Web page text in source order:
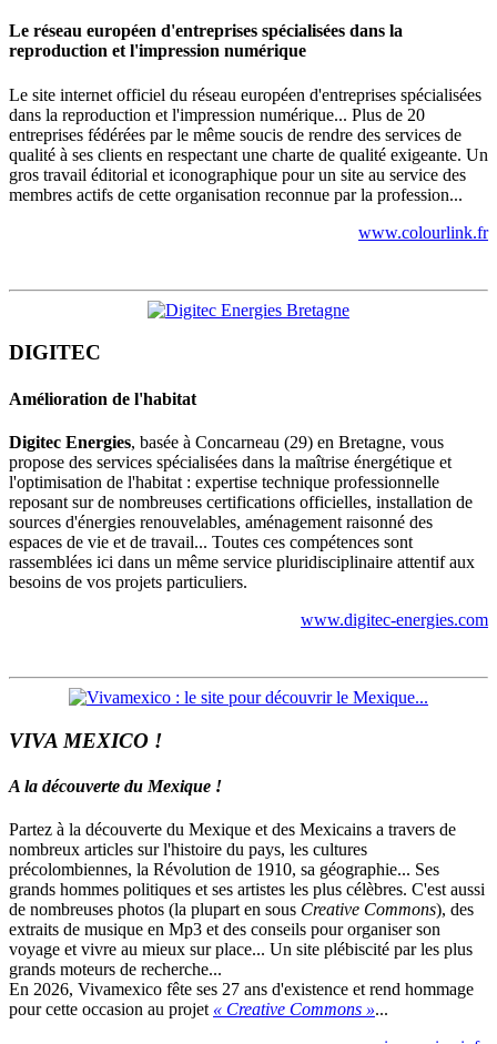
Le réseau européen d'entreprises spécialisées dans la
reproduction et l'impression numérique
Le site internet officiel du réseau européen d'entreprises spécialisées
dans la reproduction et l'impression numérique... Plus de 20
entreprises fédérées par le même soucis de rendre des services de
qualité à ses clients en respectant une charte de qualité exigeante. Un
gros travail éditorial et iconographique pour un site au service des
membres actifs de cette organisation reconnue par la profession...
www.colourlink.fr
DIGITEC
Amélioration de l'habitat
Digitec Energies, basée à Concarneau (29) en Bretagne, vous
propose des services spécialisées dans la maîtrise énergétique et
l'optimisation de l'habitat : expertise technique professionnelle
reposant sur de nombreuses certifications officielles, installation de
sources d'énergies renouvelables, aménagement raisonné des
espaces de vie et de travail... Toutes ces compétences sont
rassemblées ici dans un même service pluridisciplinaire attentif aux
besoins de vos projets particuliers.
www.digitec-energies.com
VIVA MEXICO !
A la découverte du Mexique !
Partez à la découverte du Mexique et des Mexicains a travers de
nombreux articles sur l'histoire du pays, les cultures
précolombiennes, la Révolution de 1910, sa géographie... Ses
grands hommes politiques et ses artistes les plus célèbres. C'est aussi
de nombreuses photos (la plupart en sous Creative Commons), des
extraits de musique en Mp3 et des conseils pour organiser son
voyage et vivre au mieux sur place... Un site plébiscité par les plus
grands moteurs de recherche...
En 2026, Vivamexico fête ses 27 ans d'existence et rend hommage
pour cette occasion au projet « Creative Commons »...